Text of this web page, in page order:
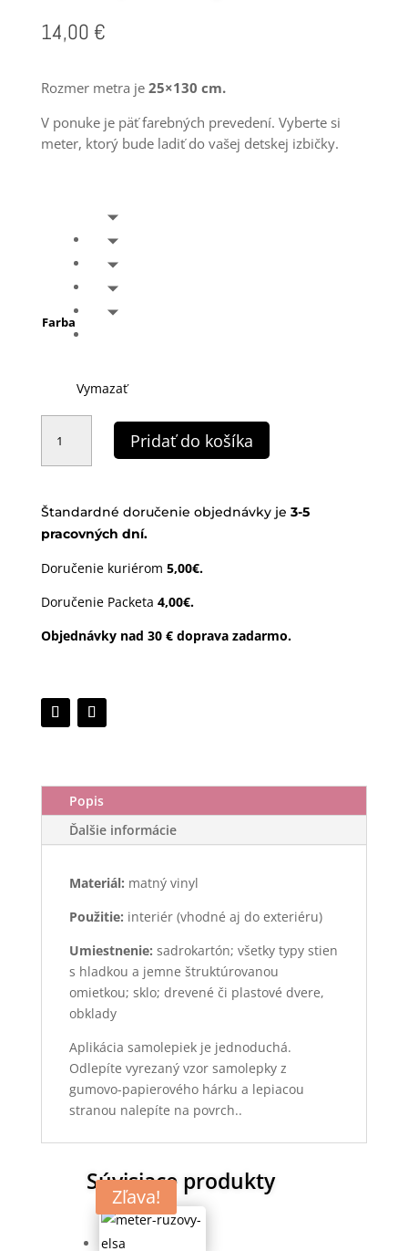
14,00 €
Rozmer metra je25×130 cm.
V ponuke je päť farebných prevedení. Vyberte si
meter, ktorý bude ladiť do vašej detskej izbičky.
Farba
Vymazať
množstvo
samolepiaci
|
Pridať do košíka
Štandardné doručenie objednávky je 3-5
pracovných dní.
Doručenie kuriérom 5,00€.
Doručenie Packeta 4,00€.
Objednávky nad 30 € doprava zadarmo.
Popis
Ďalšie informácie
Materiál: matný vinyl
Použitie: interiér (vhodné aj do exteriéru)
Umiestnenie: sadrokartón; všetky typy stien
s hladkou a jemne štruktúrovanou
omietkou; sklo; drevené či plastové dvere,
obklady
Aplikácia samolepiek je jednoduchá.
Odlepíte vyrezaný vzor samolepky z
gumovo-papierového hárku a lepiacou
stranou nalepíte na povrch..
Súvisiace produkty
Zľava!